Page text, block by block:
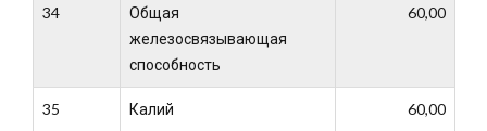
34
Общая
железосвязывающая
способность
60,00
35 Калий 60,00